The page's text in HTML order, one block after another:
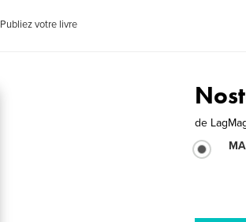
Publiez votre livre
de